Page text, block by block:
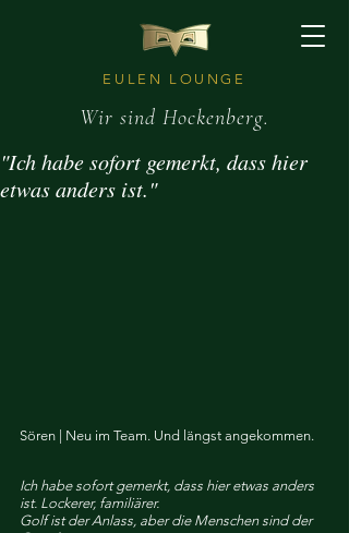
EULEN LOUNGE
Wir sind Hockenberg.
"Ich habe sofort gemerkt, dass hier
etwas anders ist."
Sören | Neu im Team. Und längst angekommen.
Ich habe sofort gemerkt, dass hier etwas anders
ist. Lockerer, familiärer.
Golf ist der Anlass, aber die Menschen sind der